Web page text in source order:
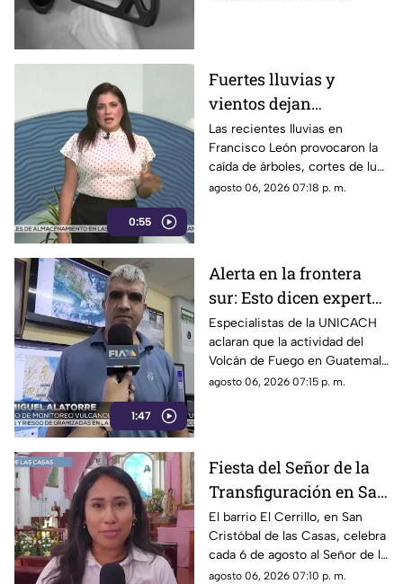
0:55
Fuertes lluvias y
vientos dejan
viviendas dañadas en
Francisco León,
Chiapas
Las recientes lluvias en
Francisco León provocaron la
caída de árboles, cortes de luz
y daños en casas de la
agosto 06, 2026 07:18 p. m.
1:47
Alerta en la frontera
sur: Esto dicen expertos
sobre el Volcán de
Fuego y la ceniza en
Chiapas
Especialistas de la UNICACH
aclaran que la actividad del
Volcán de Fuego en Guatemala
no representa peligro para
agosto 06, 2026 07:15 p. m.
Fiesta del Señor de la
Transfiguración en San
Cristóbal de las Casas:
Tradición y fe en El
Cerrillo
El barrio El Cerrillo, en San
Cristóbal de las Casas, celebra
cada 6 de agosto al Señor de la
Transfiguración con misas,
agosto 06, 2026 07:10 p. m.